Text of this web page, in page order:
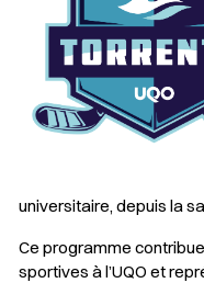
universitaire, depuis la
Ce programme
sportives à l’UQO et